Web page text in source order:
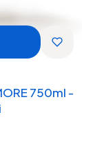
750ml -